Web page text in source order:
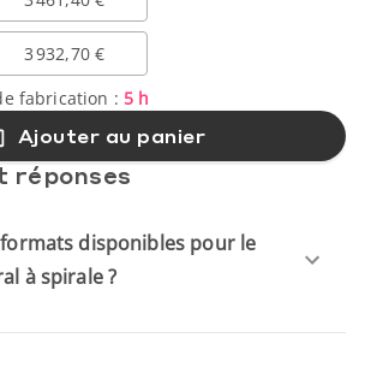
3 932,70 €
fabrication : 5 h
Ajouter au panier
réponses
disponibles pour le
à spirale ?